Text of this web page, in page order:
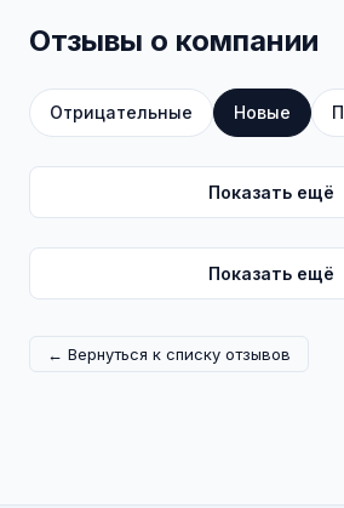
Отзывы о компании
Отрицательные Новые
Показать ещё
Показать ещё
← Вернуться к списку отзывов